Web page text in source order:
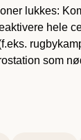
lukkes:
hele
som